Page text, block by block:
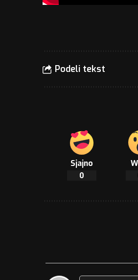
Podeli tekst
Sjajno
0